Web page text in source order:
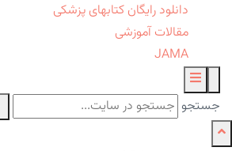
دانلود رایگان کتابهای پزشکی
مقالات آموزشی
JAMA
جستجو